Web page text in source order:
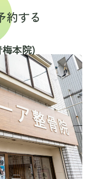
約する
本院)